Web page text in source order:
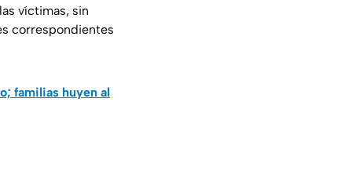
víctimas, sin
correspondientes
familias huyen al